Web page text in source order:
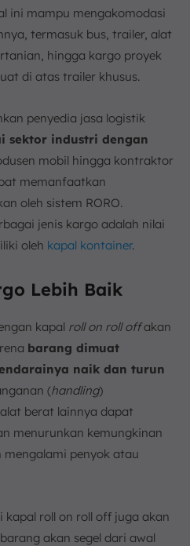
ini mampu mengakomodasi
termasuk bus, trailer, alat
hingga kargo proyek
di atas trailer khusus.
penyedia jasa logistik
sektor industri dengan
mobil hingga kontraktor
memanfaatkan
oleh sistem RORO.
jenis kargo adalah nilai
oleh kapal kontainer.
Lebih Baik
kapal roll on roll offakan
barang dimuat
naik dan turun
(handling)
berat lainnya dapat
menurunkan kemungkinan
penyok atau
kapal roll on roll off juga akan
akan segel dari awal